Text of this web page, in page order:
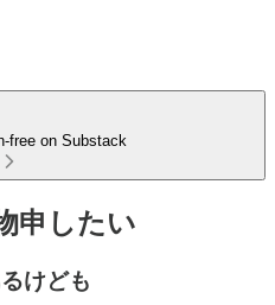
free on Substack
申したい
けども